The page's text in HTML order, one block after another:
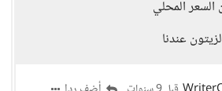
السعر المحلي
عندنا